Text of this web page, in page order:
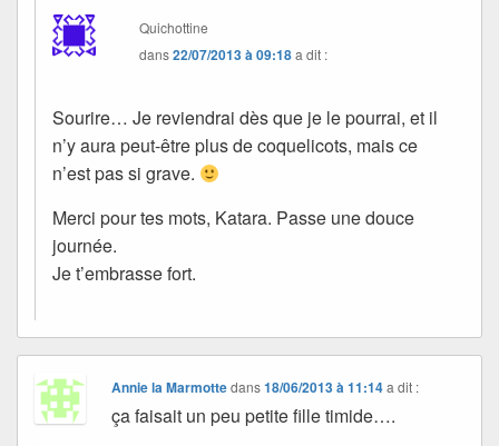
Quichottine
dans22/07/2013 à 09:18a dit :
Sourire… Je reviendrai dès que je le pourrai, et il
n’y aura peut-être plus de coquelicots, mais ce
n’est pas si grave.
Merci pour tes mots, Katara. Passe une douce
journée.
Je t’embrasse fort.
Annie la Marmottedans18/06/2013 à 11:14 a dit :
ça faisait un peu petite fille timide….